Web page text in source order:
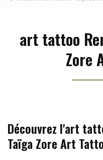
art tattoo
Zore
Découvrez l'art
Taïga Zore Art